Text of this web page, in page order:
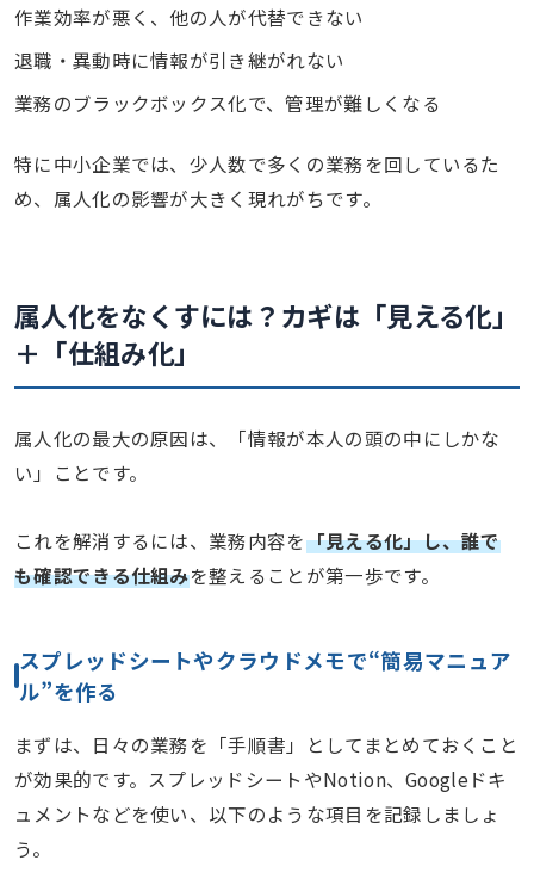
作業効率が悪く、他の人が代替できない
退職・異動時に情報が引き継がれない
業務のブラックボックス化で、管理が難しくなる
特に中小企業では、少人数で多くの業務を回しているた
め、属人化の影響が大きく現れがちです。
属人化をなくすには？カギは「見える化」
＋「仕組み化」
属人化の最大の原因は、「情報が本人の頭の中にしかな
い」ことです。
これを解消するには、業務内容を「見える化」し、誰で
も確認できる仕組みを整えることが第一歩です。
スプレッドシートやクラウドメモで“簡易マニュア
ル”を作る
まずは、日々の業務を「手順書」としてまとめておくこと
が効果的です。スプレッドシートやNotion、Googleドキ
ュメントなどを使い、以下のような項目を記録しましょ
う。